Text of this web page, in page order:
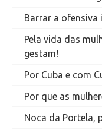
Barrar a
Pela vida das
gestam!
Por Cuba e com
Por que as
Noca da Portela,